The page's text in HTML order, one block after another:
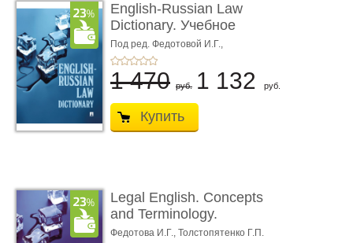
English-Russian Law
Dictionary. Учебное
пособие
Под ред. Федотовой И.Г.,
Толстопятенко Г.П.
1 470 руб. 1 132 руб.
Купить
Legal English. Concepts
and Terminology.
Учебное пособие
Федотова И.Г., Толстопятенко Г.П.